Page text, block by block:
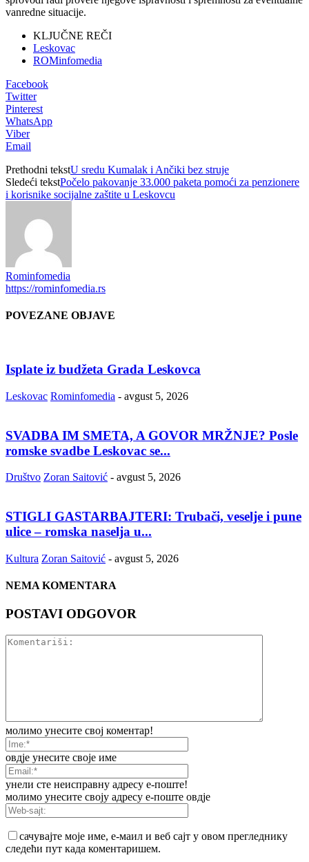
vanredne situacije.
KLJUČNE REČI
Leskovac
ROMinfomedia
Facebook
Twitter
Pinterest
WhatsApp
Viber
Email
Prethodni tekstU sredu Kumalak i Ančiki bez struje
Sledeći tekstPočelo pakovanje 33.000 paketa pomoći za penzionere
i korisnike socijalne zaštite u Leskovcu
Rominfomedia
https://rominfomedia.rs
POVEZANE OBJAVE
Isplate iz budžeta Grada Leskovca
Leskovac Rominfomedia - avgust 5, 2026
SVADBA IM SMETA, A GOVOR MRŽNJE? Posle
romske svadbe Leskovac se...
Društvo Zoran Saitović - avgust 5, 2026
STIGLI GASTARBAJTERI: Trubači, veselje i pune
ulice – romska naselja u...
Kultura Zoran Saitović - avgust 5, 2026
NEMA KOMENTARA
POSTAVI ODGOVOR
молимо унесите свој коментар!
овдје унесите своје име
унели сте неисправну адресу е-поште!
молимо унесите своју адресу е-поште овдје
сачувајте моје име, е-маил и веб сајт у овом прегледнику
следећи пут када коментаришем.